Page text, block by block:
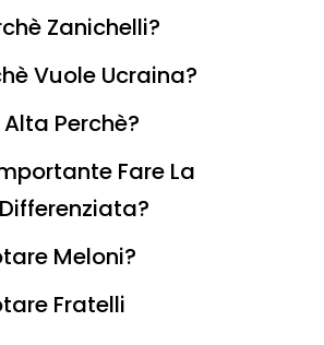
Zanichelli?
Vuole Ucraina?
Perchè?
Fare La
Meloni?
Fratelli